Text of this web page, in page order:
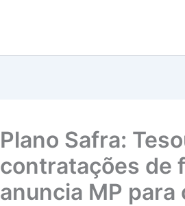
Plano Safra:
contratações de
anuncia MP